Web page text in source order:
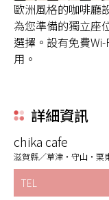
歐洲風格的咖啡廳
為您準備的獨立座
選擇。設有免費
用。
詳細資訊
chika cafe
滋賀縣／草津・守山・栗
TEL